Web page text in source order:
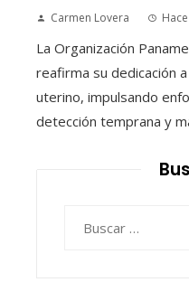
Carmen Lovera
La Organización
reafirma su dedicación
uterino, impulsando
detección temprana y